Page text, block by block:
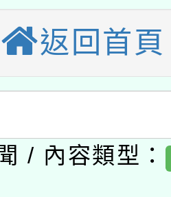
115年度閱讀
動專業研習
─人工智慧
養講師名單
容與教學軟體
委員會函釋公
返回首頁
/ 內容類型：